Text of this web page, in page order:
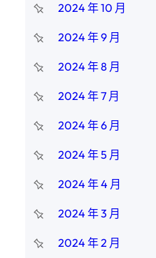
2024 年 10 月
2024 年 9 月
2024 年 8 月
2024 年 7 月
2024 年 6 月
2024 年 5 月
2024 年 4 月
2024 年 3 月
2024 年 2 月